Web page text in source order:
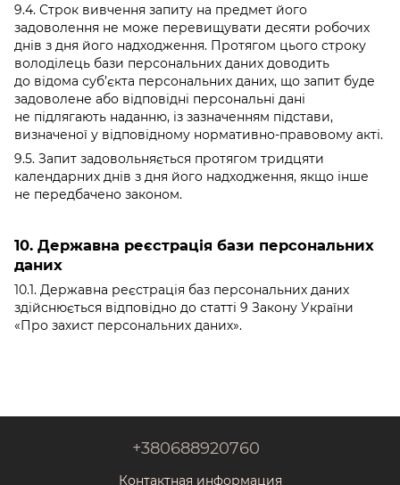
9.4. Строк вивчення запиту на предмет його
задоволення не може перевищувати десяти робочих
днів з дня його надходження. Протягом цього строку
володілець бази персональних даних доводить
до відома суб’єкта персональних даних, що запит буде
задоволене або відповідні персональні дані
не підлягають наданню, із зазначенням підстави,
визначеної у відповідному нормативно-правовому акті.
9.5. Запит задовольняється протягом тридцяти
календарних днів з дня його надходження, якщо інше
не передбачено законом.
10. Державна реєстрація бази персональних
даних
10.1. Державна реєстрація баз персональних даних
здійснюється відповідно до статті 9 Закону України
«Про захист персональних даних».
+380688920760
Контактная информация